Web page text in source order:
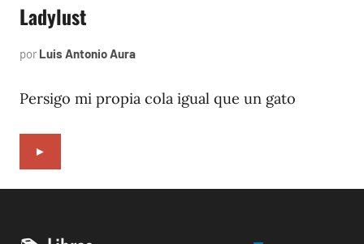
Ladylust
por Luis Antonio Aura
2025
Persigo mi propia cola igual que un gato
►